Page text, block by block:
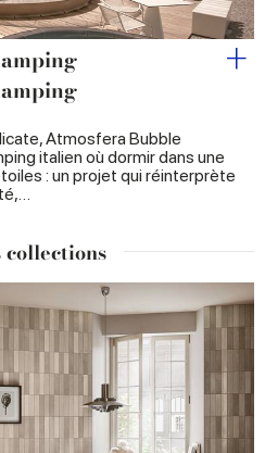
Atmosfera Bubble
italien où dormir dans une
: un projet qui réinterprète